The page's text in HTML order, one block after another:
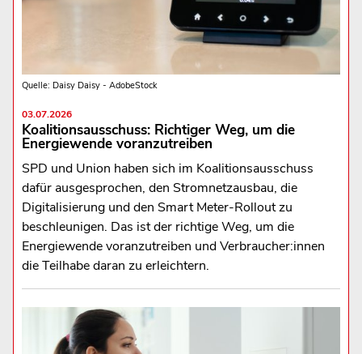
Quelle: Daisy Daisy - AdobeStock
03.07.2026
Koalitionsausschuss: Richtiger Weg, um die
Energiewende voranzutreiben
SPD und Union haben sich im Koalitionsausschuss
dafür ausgesprochen, den Stromnetzausbau, die
Digitalisierung und den Smart Meter-Rollout zu
beschleunigen. Das ist der richtige Weg, um die
Energiewende voranzutreiben und Verbraucher:innen
die Teilhabe daran zu erleichtern.